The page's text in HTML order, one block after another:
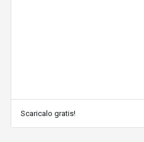
Scaricalo gratis!